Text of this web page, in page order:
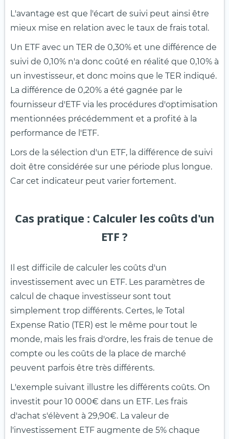
L'avantage est que l'écart de suivi peut ainsi être
mieux mise en relation avec le taux de frais total.
Un ETF avec un TER de 0,30% et une différence de
suivi de 0,10% n'a donc coûté en réalité que 0,10% à
un investisseur, et donc moins que le TER indiqué.
La différence de 0,20% a été gagnée par le
fournisseur d'ETF via les procédures d'optimisation
mentionnées précédemment et a profité à la
performance de l'ETF.
Lors de la sélection d'un ETF, la différence de suivi
doit être considérée sur une période plus longue.
Car cet indicateur peut varier fortement.
Cas pratique : Calculer les coûts d'un
ETF ?
Il est difficile de calculer les coûts d'un
investissement avec un ETF. Les paramètres de
calcul de chaque investisseur sont tout
simplement trop différents. Certes, le Total
Expense Ratio (TER) est le même pour tout le
monde, mais les frais d'ordre, les frais de tenue de
compte ou les coûts de la place de marché
peuvent parfois être très différents.
L'exemple suivant illustre les différents coûts. On
investit pour 10 000€ dans un ETF. Les frais
d'achat s'élèvent à 29,90€. La valeur de
l'investissement ETF augmente de 5% chaque